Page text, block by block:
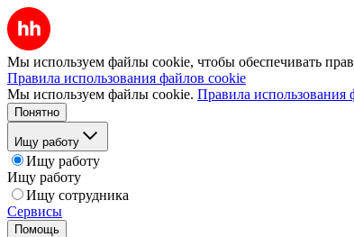
Мы используем файлы cookie, чтобы обеспечивать
Правила использования файлов cookie
Мы используем файлы cookie. Правила использования
Понятно
Ищу работу
Ищу работу
Ищу работу
Ищу сотрудника
Сервисы
Помощь